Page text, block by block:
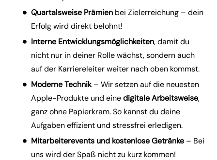
Quartalsweise Prämien bei Zielerreichung – dein
Erfolg wird direkt belohnt!
Interne Entwicklungsmöglichkeiten, damit du
nicht nur in deiner Rolle wächst, sondern auch
auf der Karriereleiter weiter nach oben kommst.
Moderne Technik– Wir setzen auf die neuesten
Apple-Produkte und einedigitaleArbeitsweise,
ganz ohne Papierkram. So kannst du deine
Aufgaben effizient und stressfrei erledigen.
Mitarbeiterevents und kostenlose Getränke – Bei
uns wird der Spaß nicht zu kurz kommen!